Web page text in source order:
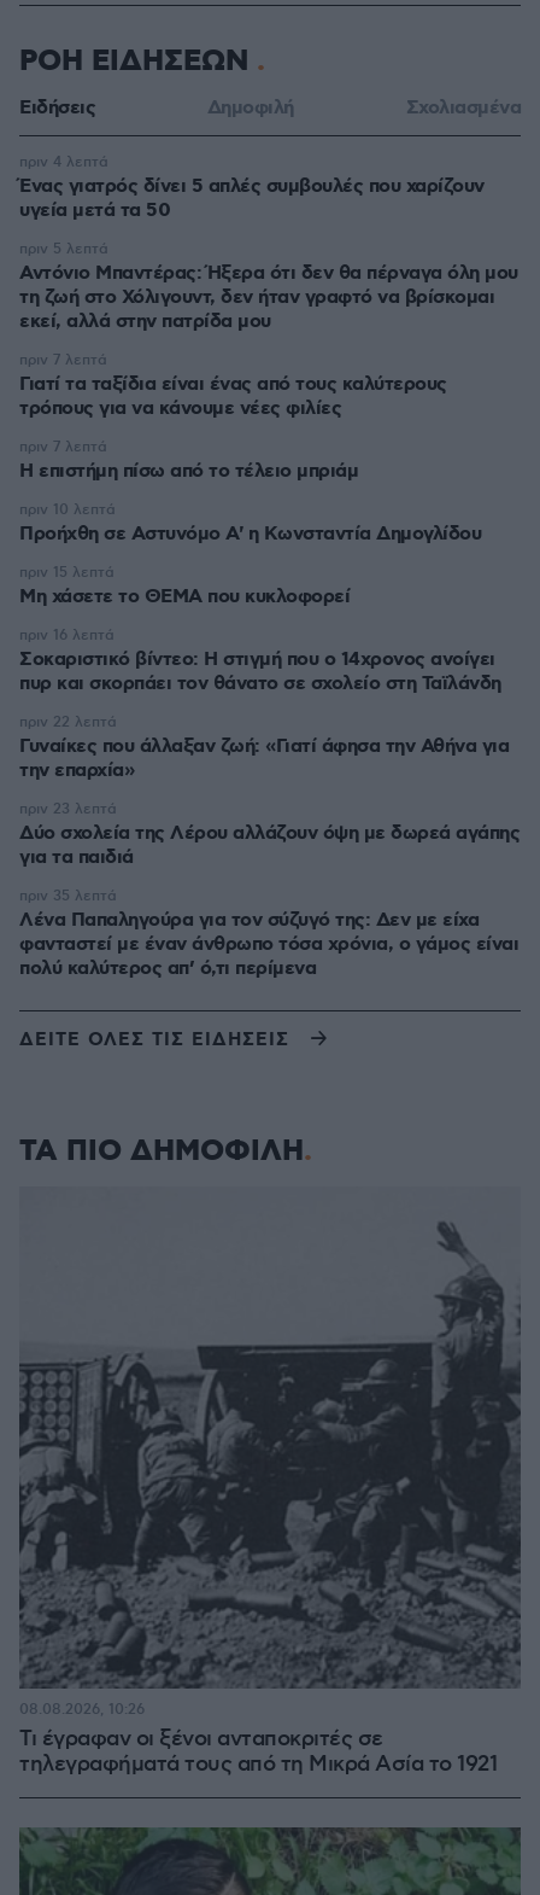
ΡΟΗ ΕΙΔΗΣΕΩΝ
Ειδήσεις Δημοφιλή Σχολιασμένα
Ένας γιατρός δίνει 5 απλές συμβουλές που χαρίζουν
υγεία μετά τα 50
πριν 4 λεπτά
Αντόνιο Μπαντέρας: Ήξερα ότι δεν θα πέρναγα όλη μου
τη ζωή στο Χόλιγουντ, δεν ήταν γραφτό να βρίσκομαι
εκεί, αλλά στην πατρίδα μου
πριν 5 λεπτά
Γιατί τα ταξίδια είναι ένας από τους καλύτερους
τρόπους για να κάνουμε νέες φιλίες
πριν 7 λεπτά
Η επιστήμη πίσω από το τέλειο μπριάμ
πριν 7 λεπτά
Προήχθη σε Αστυνόμο Α' η Κωνσταντία Δημογλίδου
πριν 10 λεπτά
Μη χάσετε το ΘΕΜΑ που κυκλοφορεί
πριν 15 λεπτά
Σοκαριστικό βίντεο: Η στιγμή που ο 14χρονος ανοίγει
πυρ και σκορπάει τον θάνατο σε σχολείο στη Ταϊλάνδη
πριν 16 λεπτά
Γυναίκες που άλλαξαν ζωή: «Γιατί άφησα την Αθήνα για
την επαρχία»
πριν 22 λεπτά
Δύο σχολεία της Λέρου αλλάζουν όψη με δωρεά αγάπης
για τα παιδιά
πριν 23 λεπτά
Λένα Παπαληγούρα για τον σύζυγό της: Δεν με είχα
φανταστεί με έναν άνθρωπο τόσα χρόνια, ο γάμος είναι
πολύ καλύτερος απ’ ό,τι περίμενα
πριν 35 λεπτά
ΔΕΙΤΕ ΟΛΕΣ ΤΙΣ ΕΙΔΗΣΕΙΣ
ΤΑ ΠΙΟ ΔΗΜΟΦΙΛΗ
Τι έγραφαν οι ξένοι ανταποκριτές σε
τηλεγραφήματά τους από τη Μικρά Ασία το 1921
08.08.2026, 10:26